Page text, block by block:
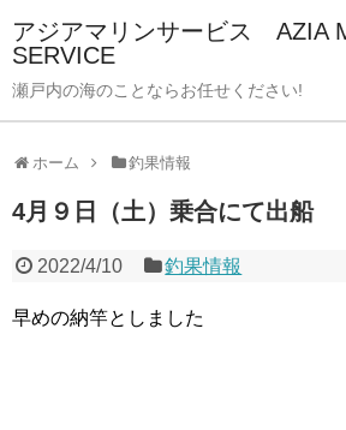
アジアマリンサービス AZIA
SERVICE
瀬戸内の海のことならお任せください!
ホーム 釣果情報
4月９日（土）乗合にて出船
2022/4/10 釣果情報
早めの納竿としました